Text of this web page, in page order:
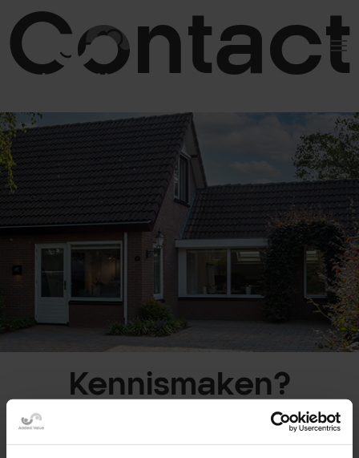
Contact
Kennismaken?
Benieuwd wat ik voor u kan betekenen? U bent van harte
welkom voor een gratis en vrijblijvend kennismakingsgesprek.